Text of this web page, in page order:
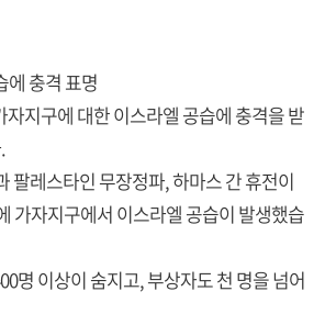
에 충격 표명
자지구에 대한 이스라엘 공습에 충격을 받
팔레스타인 무장정파, 하마스 간 휴전이
가자지구에서 이스라엘 공습이 발생했습
명 이상이 숨지고, 부상자도 천 명을 넘어